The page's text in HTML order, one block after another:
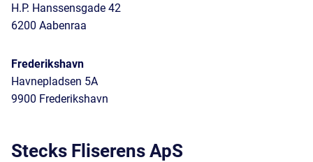
H.P. Hanssensgade 42
6200 Aabenraa
Frederikshavn
Havnepladsen 5A
9900 Frederikshavn
Stecks Fliserens ApS